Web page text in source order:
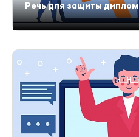
Речь для защиты